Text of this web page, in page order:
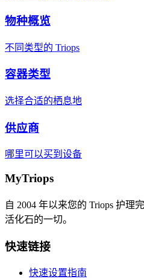
物种概览
不同类型的 Triops
容器类型
选择合适的栖息地
供应商
哪里可以买到设备
MyTriops
自 2004 年以来您的 Triops 护理
活化石的一切。
快速链接
快速设置指南